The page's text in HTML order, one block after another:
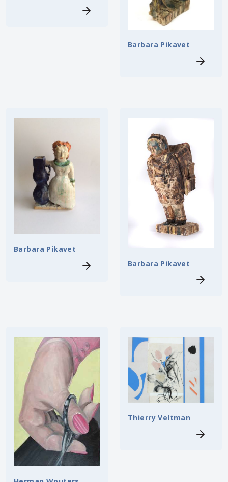
Barbara Pikavet
Barbara Pikavet
Barbara Pikavet
Thierry Veltman